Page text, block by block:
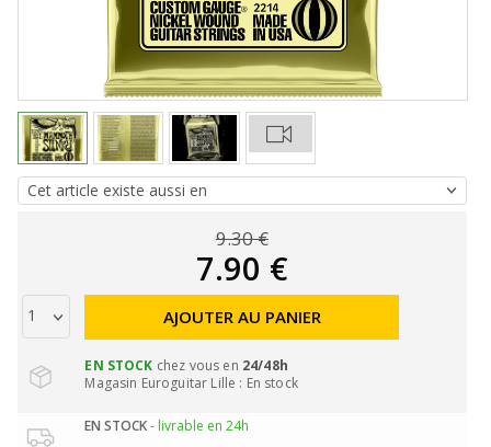
9.30 €
7.90 €
AJOUTER AU PANIER
EN STOCK chez vous en 24/48h
Magasin Euroguitar Lille : En stock
EN STOCK- livrable en 24h